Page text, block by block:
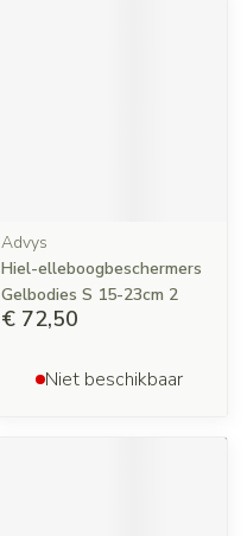
Advys
Hiel-elleboogbeschermers
Gelbodies S 15-23cm 2
€ 72,50
Niet beschikbaar